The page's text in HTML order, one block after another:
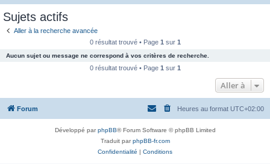
c
e
Sujets actifs
Aller à la recherche avancée
0 résultat trouvé • Page 1 sur 1
Aucun sujet ou message ne correspond à vos critères de recherche.
0 résultat trouvé • Page 1 sur 1
Aller à
Forum Heures au format UTC+02:00
Développé parphpBB® Forum Software © phpBB Limited
Traduit parphpBB-fr.com
Confidentialité | Conditions